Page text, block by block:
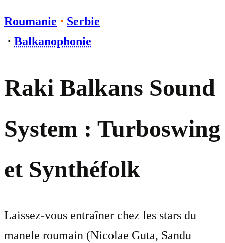
Roumanie ⋅ Serbie
⋅ Balkanophonie
Raki Balkans Sound
System : Turboswing
et Synthéfolk
Laissez-vous entraîner chez les stars du
manele roumain (Nicolae Guta, Sandu